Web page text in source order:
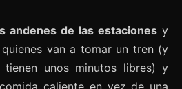
andenes de las estaciones y
van a tomar un tren (y
unos minutos libres) y
caliente en vez de una